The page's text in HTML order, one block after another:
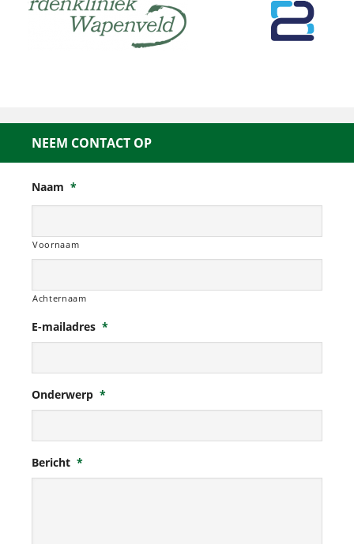
NEEM CONTACT OP
Naam *
Voornaam
Achternaam
E-mailadres *
Onderwerp *
Bericht *